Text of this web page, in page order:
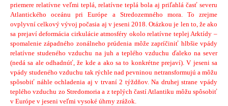
priemere relatívne veľmi teplá, relatívne teplá bola aj priľahlá časť severu
Atlantického oceánu pri Európe a Stredozemného mora. To zrejme
ovplyvní celkový vývoj počasia aj v jeseni 2018. Otázkou je len to, že ako
sa prejaví deformácia cirkulácie atmosféry okolo relatívne teplej Arktídy –
spomalenie západného zonálneho prúdenia môže zapríčiniť hlbšie vpády
relatívne studeného vzduchu na juh a teplého vzduchu ďaleko na sever
(nedá sa ale odhadnúť, že kde a ako sa to konkrétne prejaví). V jeseni sa
vpády studeného vzduchu tak rýchle nad pevninou netransformujú a môžu
spôsobiť náhle ochladenia aj v trvaní 2 týždňov. Na druhej strane vpády
teplého vzduchu zo Stredomoria a z teplých častí Atlantiku môžu spôsobiť
v Európe v jeseni veľmi vysoké úhrny zrážok.